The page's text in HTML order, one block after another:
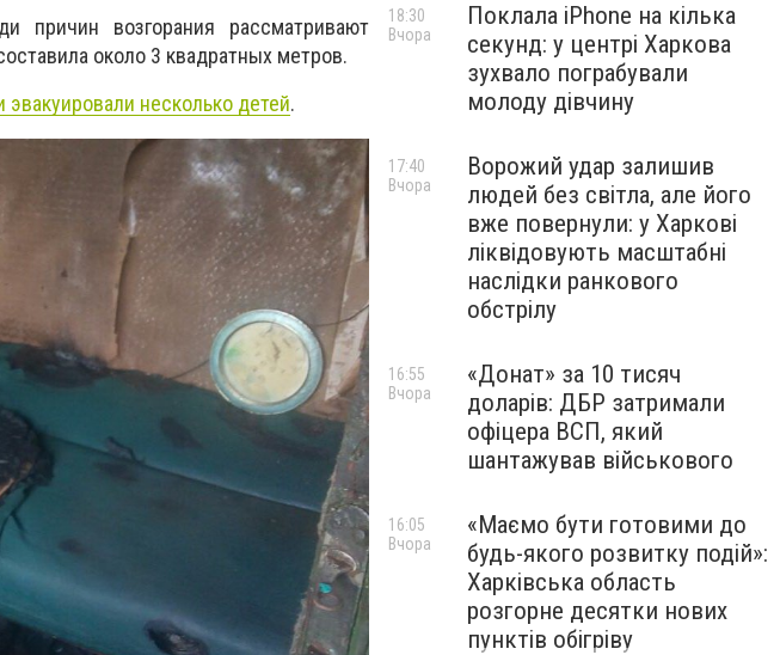
причин возгорания рассматривают
около 3 квадратных метров.
несколько детей.
Поклала iPhone на кілька
секунд: у центрі Харкова
зухвало пограбували
молоду дівчину
18:30
Вчора
Ворожий удар залишив
людей без світла, але його
вже повернули: у Харкові
ліквідовують масштабні
наслідки ранкового
обстрілу
17:40
Вчора
«Донат» за 10 тисяч
доларів: ДБР затримали
офіцера ВСП, який
шантажував військового
16:55
Вчора
«Маємо бути готовими до
будь-якого розвитку подій»:
Харківська область
розгорне десятки нових
пунктів обігріву
16:05
Вчора